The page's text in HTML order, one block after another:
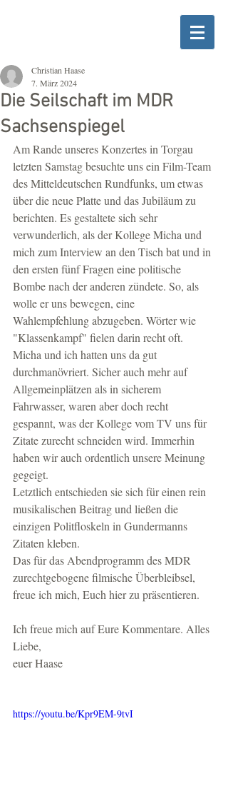
Die Seilschaft im MDR
Sachsenspiegel
Christian Haase
7. März 2024
Am Rande unseres Konzertes in Torgau
letzten Samstag besuchte uns ein Film-Team
des Mitteldeutschen Rundfunks, um etwas
über die neue Platte und das Jubiläum zu
berichten. Es gestaltete sich sehr
verwunderlich, als der Kollege Micha und
mich zum Interview an den Tisch bat und in
den ersten fünf Fragen eine politische
Bombe nach der anderen zündete. So, als
wolle er uns bewegen, eine
Wahlempfehlung abzugeben. Wörter wie
"Klassenkampf" fielen darin recht oft.
Micha und ich hatten uns da gut
durchmanövriert. Sicher auch mehr auf
Allgemeinplätzen als in sicherem
Fahrwasser, waren aber doch recht
gespannt, was der Kollege vom TV uns für
Zitate zurecht schneiden wird. Immerhin
haben wir auch ordentlich unsere Meinung
gegeigt.
Letztlich entschieden sie sich für einen rein
musikalischen Beitrag und ließen die
einzigen Politfloskeln in Gundermanns
Zitaten kleben.
Das für das Abendprogramm des MDR
zurechtgebogene filmische Überbleibsel,
freue ich mich, Euch hier zu präsentieren.
Ich freue mich auf Eure Kommentare. Alles
Liebe,
euer Haase
https://youtu.be/Kpr9EM-9tvI